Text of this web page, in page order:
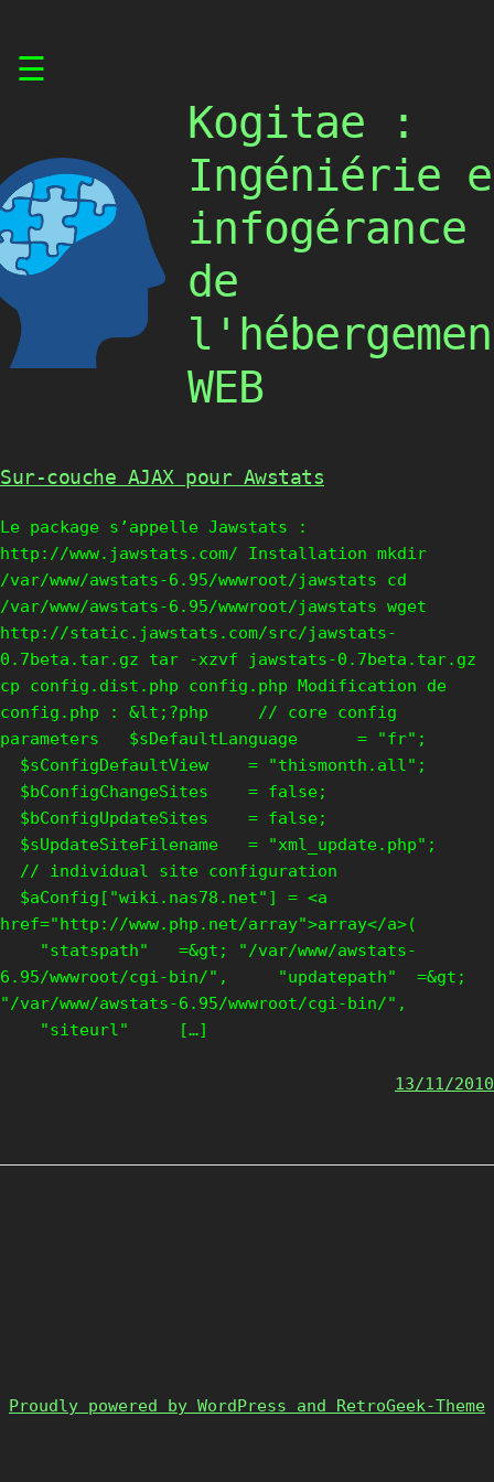
☰
Kogitae :
Ingéniérie
infogérance
de
WEB
Sur-couche AJAX pour Awstats
Le package s’appelle Jawstats :
http://www.jawstats.com/ Installation mkdir
/var/www/awstats-6.95/wwwroot/jawstats cd
/var/www/awstats-6.95/wwwroot/jawstats wget
http://static.jawstats.com/src/jawstats-
0.7beta.tar.gz tar -xzvf jawstats-0.7beta.tar.gz
cp config.dist.php config.php Modification de
config.php : &lt;?php // core config
parameters $sDefaultLanguage = "fr";
$sConfigDefaultView = "thismonth.all";
$bConfigChangeSites = false;
$bConfigUpdateSites = false;
$sUpdateSiteFilename = "xml_update.php";
// individual site configuration
$aConfig["wiki.nas78.net"] = <a
href="http://www.php.net/array">array</a>(
"statspath" =&gt; "/var/www/awstats-
6.95/wwwroot/cgi-bin/", "updatepath" =&gt;
"/var/www/awstats-6.95/wwwroot/cgi-bin/",
"siteurl" […]
13/11/2010
Proudly powered by WordPress and RetroGeek-Theme